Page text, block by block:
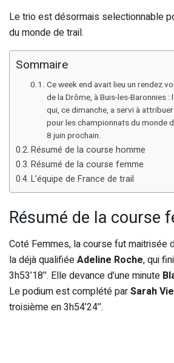
Le trio est désormais selectionnable
du monde de trail.
Sommaire
Ce week end avait lieu un rendez
de la Drôme, à Buis-les-Baronnies
qui, ce dimanche, a servi à
pour les championnats du monde
8 juin prochain.
Résumé de la course homme
Résumé de la course femme
L’équipe de France de trail
Résumé de la course
Coté Femmes, la course fut maitrisée
la déjà qualifiéeAdeline Roche, qui
3h53’18’’. Elle devance d’une minute
Le podium est complété parSarah
troisième en 3h54’24’’.